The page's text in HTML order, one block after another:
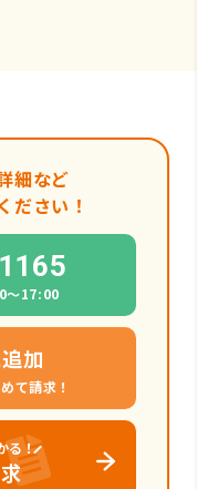
細など
ださい！
〜17:00
加
て請求！
る！